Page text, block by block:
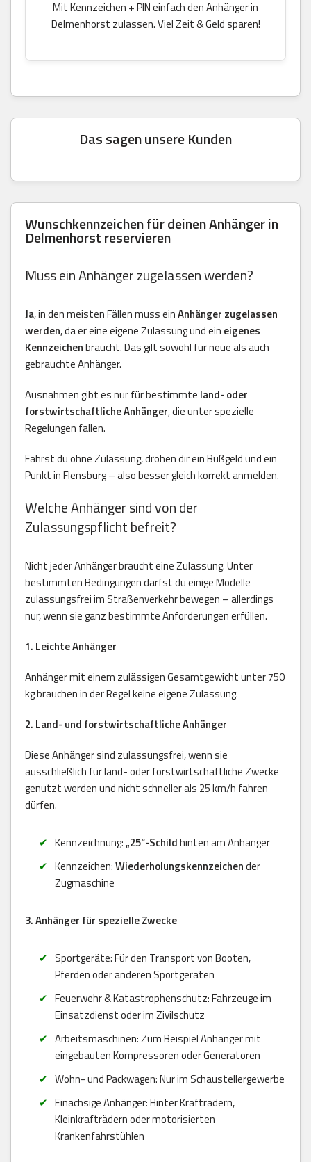
Mit Kennzeichen + PIN einfach den Anhänger in
Delmenhorst zulassen. Viel Zeit & Geld sparen!
Das sagen unsere Kunden
Wunschkennzeichen für deinen Anhänger in
Delmenhorst reservieren
Muss ein Anhänger zugelassen werden?
Ja, in den meisten Fällen muss einAnhänger zugelassen
werden, da er eine eigene Zulassung und ein eigenes
Kennzeichenbraucht. Das gilt sowohl für neue als auch
gebrauchte Anhänger.
Ausnahmen gibt es nur für bestimmte land- oder
forstwirtschaftliche Anhänger, die unter spezielle
Regelungen fallen.
Fährst du ohne Zulassung, drohen dir ein Bußgeld und ein
Punkt in Flensburg – also besser gleich korrekt anmelden.
Welche Anhänger sind von der
Zulassungspflicht befreit?
Nicht jeder Anhänger braucht eine Zulassung. Unter
bestimmten Bedingungen darfst du einige Modelle
zulassungsfrei im Straßenverkehr bewegen – allerdings
nur, wenn sie ganz bestimmte Anforderungen erfüllen.
1. Leichte Anhänger
Anhänger mit einem zulässigen Gesamtgewicht unter 750
kg brauchen in der Regel keine eigene Zulassung.
2. Land- und forstwirtschaftliche Anhänger
Diese Anhänger sind zulassungsfrei, wenn sie
ausschließlich für land- oder forstwirtschaftliche Zwecke
genutzt werden und nicht schneller als 25 km/h fahren
dürfen.
Kennzeichnung:„25“-Schildhinten am Anhänger
Kennzeichen:Wiederholungskennzeichender
Zugmaschine
3. Anhänger für spezielle Zwecke
Sportgeräte: Für den Transport von Booten,
Pferden oder anderen Sportgeräten
Feuerwehr & Katastrophenschutz: Fahrzeuge im
Einsatzdienst oder im Zivilschutz
Arbeitsmaschinen: Zum Beispiel Anhänger mit
eingebauten Kompressoren oder Generatoren
Wohn- und Packwagen: Nur im Schaustellergewerbe
Einachsige Anhänger: Hinter Krafträdern,
Kleinkrafträdern oder motorisierten
Krankenfahrstühlen